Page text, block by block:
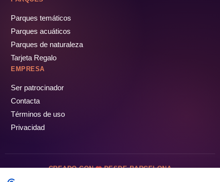
Parques temáticos
Parques acuáticos
Parques de naturaleza
Tarjeta Regalo
EMPRESA
Ser patrocinador
Contacta
Términos de uso
Privacidad
CREADO CON DESDE BARCELONA